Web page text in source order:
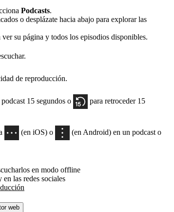
Podcasts.
o desplázate hacia abajo para explorar las
ver su página y todos los episodios disponibles.
de reproducción.
15 segundos o
para retroceder 15
(en iOS) o
(en Android) en un podcast o
en modo offline
en las redes sociales
web